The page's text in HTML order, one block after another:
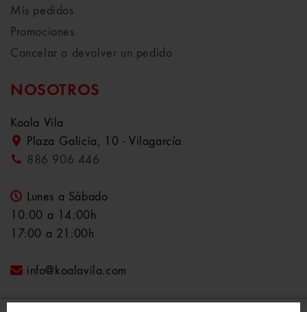
Mis pedidos
Promociones
Cancelar o devolver un pedido
NOSOTROS
Koala Vila
Plaza Galicia, 10 - Vilagarcía
886 906 446
Lunes a Sábado
10:00 a 14:00h
17:00 a 21:00h
info@koalavila.com